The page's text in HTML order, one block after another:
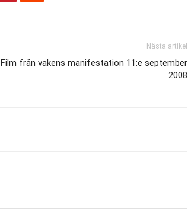
Nästa artikel
Film från vakens manifestation 11:e september
2008